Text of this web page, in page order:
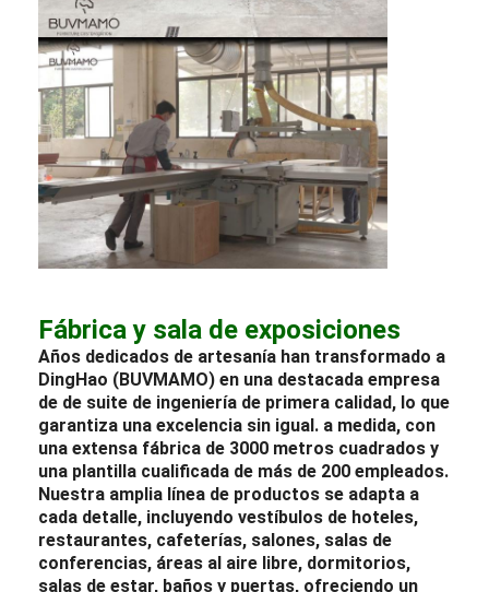
Fábrica y sala de exposiciones
Años dedicados de artesanía han transformado a
DingHao (BUVMAMO) en una destacada empresa
de de suite de ingeniería de primera calidad, lo que
garantiza una excelencia sin igual. a medida, con
una extensa fábrica de 3000 metros cuadrados y
una plantilla cualificada de más de 200 empleados.
Nuestra amplia línea de productos se adapta a
cada detalle, incluyendovestíbulos de hoteles,
restaurantes, cafeterías, salones, salas de
conferencias, áreas al aire libre, dormitorios,
salas de estar, baños y puertas, ofreciendo un